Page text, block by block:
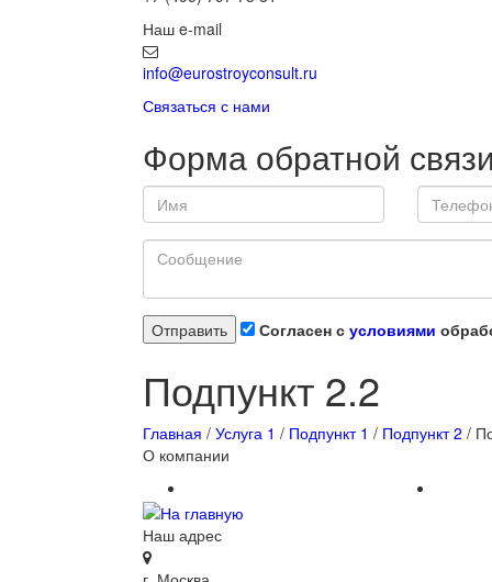
Наш e-mail
info@eurostroyconsult.ru
Связаться с нами
Форма обратной
Согласен с условиями
Подпункт 2.2
Главная / Услуга 1 / Подпункт 1 / Подпункт 2 /
О компании
Наш адрес